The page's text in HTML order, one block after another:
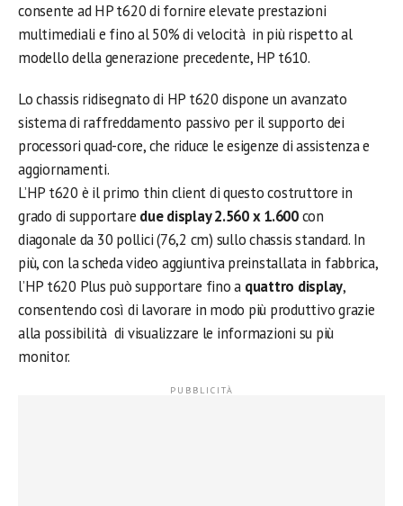
consente ad HP t620 di fornire elevate prestazioni
multimediali e fino al 50% di velocità in più rispetto al
modello della generazione precedente, HP t610.
Lo chassis ridisegnato di HP t620 dispone un avanzato
sistema di raffreddamento passivo per il supporto dei
processori quad-core, che riduce le esigenze di assistenza e
aggiornamenti.
L’HP t620 è il primo thin client di questo costruttore in
grado di supportare due display 2.560 x 1.600con
diagonale da 30 pollici (76,2 cm) sullo chassis standard. In
più, con la scheda video aggiuntiva preinstallata in fabbrica,
l’HP t620 Plus può supportare fino a quattro display,
consentendo così di lavorare in modo più produttivo grazie
alla possibilità di visualizzare le informazioni su più
monitor.